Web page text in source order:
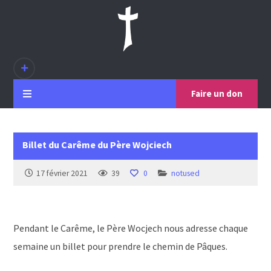
Faire un don
Billet du Carême du Père Wojciech
17 février 2021 39 0 notused
Pendant le Carême, le Père Wocjech nous adresse chaque
semaine un billet pour prendre le chemin de Pâques.